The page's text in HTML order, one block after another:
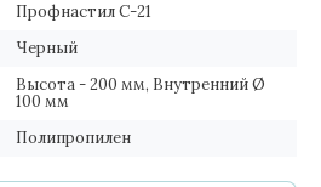
Профнастил С-21
Черный
Высота - 200 мм, Внутренний Ø
100 мм
Полипропилен